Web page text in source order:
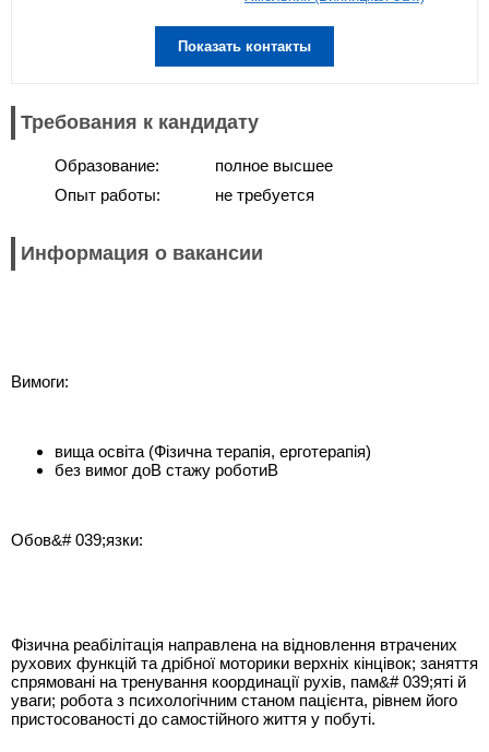
Показать контакты
Требования к кандидату
Образование:
Опыт работы:
полное высшее
не требуется
Информация о вакансии
Вимоги:
вища освіта (Фізична терапія, ерготерапія)
без вимог доВ стажу роботиВ
Обов&# 039;язки:
Фізична реабілітація направлена на відновлення втрачених
рухових функцій та дрібної моторики верхніх кінцівок; заняття
спрямовані на тренування координації рухів, пам&# 039;яті й
уваги; робота з психологічним станом пацієнта, рівнем його
пристосованості до самостійного життя у побуті.